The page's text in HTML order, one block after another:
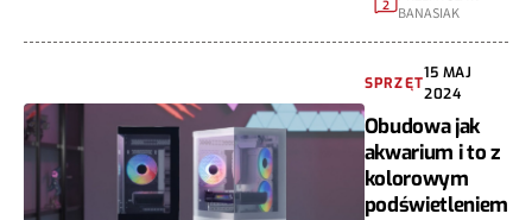
2
BANASIAK
SPRZĘT
15 MAJ
2024
Obudowa jak
akwarium i to z
kolorowym
podświetleniem